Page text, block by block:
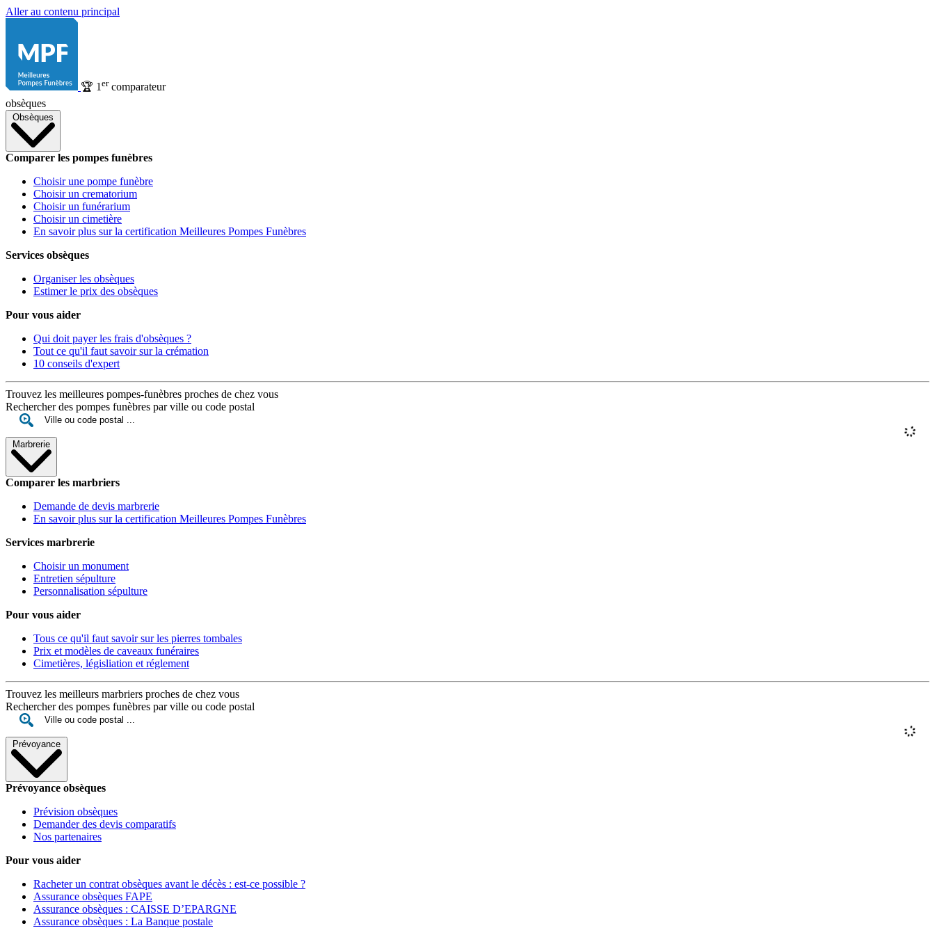
Aller au contenu principal
🏆 1 ercomparateur
obsèques
Obsèques
Comparer les pompes funèbres
Choisir une pompe funèbre
Choisir un crematorium
Choisir un funérarium
Choisir un cimetière
En savoir plus sur la certification Meilleures Pompes Funèbres
Services obsèques
Organiser les obsèques
Estimer le prix des obsèques
Pour vous aider
Qui doit payer les frais d'obsèques ?
Tout ce qu'il faut savoir sur la crémation
10 conseils d'expert
Trouvez les meilleures pompes-funèbres proches de chez vous
Rechercher des pompes funèbres par ville ou code postal
Marbrerie
Comparer les marbriers
Demande de devis marbrerie
En savoir plus sur la certification Meilleures Pompes Funèbres
Services marbrerie
Choisir un monument
Entretien sépulture
Personnalisation sépulture
Pour vous aider
Tous ce qu'il faut savoir sur les pierres tombales
Prix et modèles de caveaux funéraires
Cimetières, législiation et réglement
Trouvez les meilleurs marbriers proches de chez vous
Rechercher des pompes funèbres par ville ou code postal
Prévoyance
Prévoyance obsèques
Prévision obsèques
Demander des devis comparatifs
Nos partenaires
Pour vous aider
Racheter un contrat obsèques avant le décès : est-ce possible ?
Assurance obsèques FAPE
Assurance obsèques : CAISSE D’EPARGNE
Assurance obsèques : La Banque postale